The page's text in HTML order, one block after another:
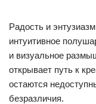
Радость и
интуитивное
и визуальное
открывает путь к
остаются
безразличия.